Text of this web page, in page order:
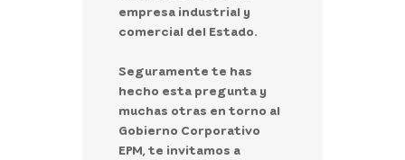
empresa industrial y
comercial del Estado.
Seguramente te has
hecho esta pregunta y
muchas otras en torno al
Gobierno Corporativo
EPM, te invitamos a